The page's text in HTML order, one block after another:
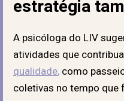
estratégia
A psicóloga do LIV
atividades que
qualidade, como
coletivas no tempo que